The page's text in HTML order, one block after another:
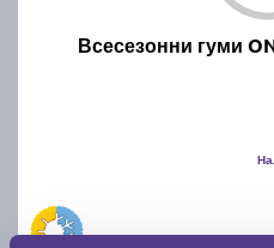
Всесезонни гуми